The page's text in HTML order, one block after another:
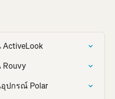
ActiveLook
Rouvy
อุปกรณ์ Polar